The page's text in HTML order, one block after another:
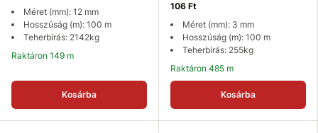
Méret (mm): 12 mm
Hosszúság (m): 100 m
Teherbírás: 2142kg
Raktáron 149 m
Kosárba
106 Ft
Méret (mm): 3 mm
Hosszúság (m): 100 m
Teherbírás: 255kg
Raktáron 485 m
Kosárba